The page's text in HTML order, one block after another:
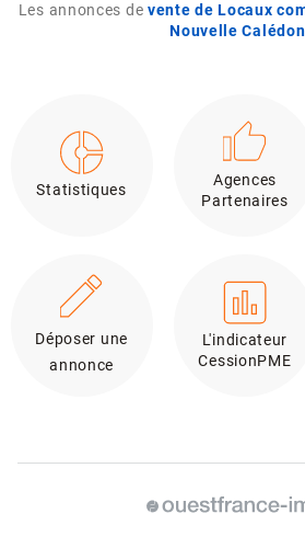
Les annonces de vente de Locaux
Nouvelle
Statistiques
Agences
Partenaires
Déposer une
annonce
L'indicateur
CessionPME